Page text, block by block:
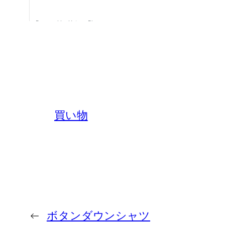
買い物
← ボタンダウンシャツ